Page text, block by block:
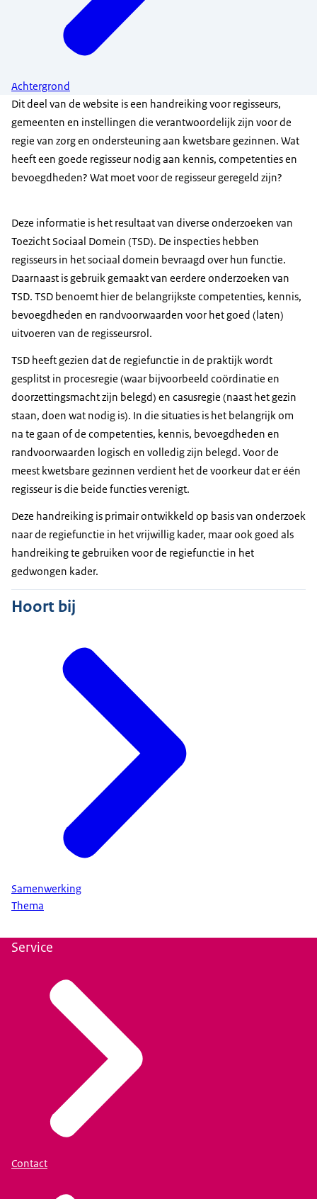
Achtergrond
Dit deel van de website is een handreiking voor regisseurs,
gemeenten en instellingen die verantwoordelijk zijn voor de
regie van zorg en ondersteuning aan kwetsbare gezinnen. Wat
heeft een goede regisseur nodig aan kennis, competenties en
bevoegdheden? Wat moet voor de regisseur geregeld zijn?
Deze informatie is het resultaat van diverse onderzoeken van
Toezicht Sociaal Domein (TSD). De inspecties hebben
regisseurs in het sociaal domein bevraagd over hun functie.
Daarnaast is gebruik gemaakt van eerdere onderzoeken van
TSD. TSD benoemt hier de belangrijkste competenties, kennis,
bevoegdheden en randvoorwaarden voor het goed (laten)
uitvoeren van de regisseursrol.
TSD heeft gezien dat de regiefunctie in de praktijk wordt
gesplitst in procesregie (waar bijvoorbeeld coördinatie en
doorzettingsmacht zijn belegd) en casusregie (naast het gezin
staan, doen wat nodig is). In die situaties is het belangrijk om
na te gaan of de competenties, kennis, bevoegdheden en
randvoorwaarden logisch en volledig zijn belegd. Voor de
meest kwetsbare gezinnen verdient het de voorkeur dat er één
regisseur is die beide functies verenigt.
Deze handreiking is primair ontwikkeld op basis van onderzoek
naar de regiefunctie in het vrijwillig kader, maar ook goed als
handreiking te gebruiken voor de regiefunctie in het
gedwongen kader.
Hoort bij
Samenwerking
Thema
Service
Contact